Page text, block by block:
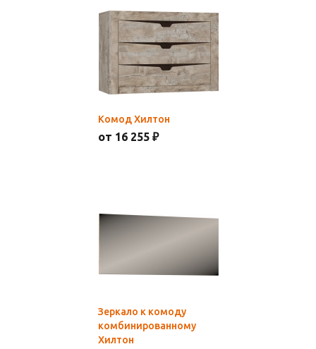
Комод Хилтон
от 16 255 ₽
Зеркало к комоду
комбинированному
Хилтон